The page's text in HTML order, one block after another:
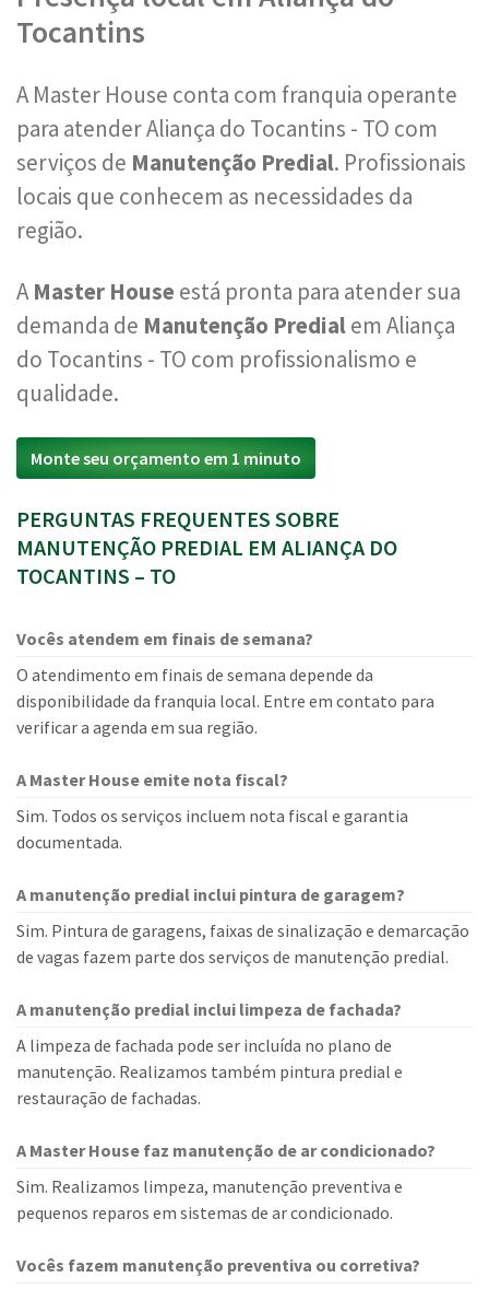
Tocantins
A Master House conta com franquia operante
para atender Aliança do Tocantins - TO com
serviços de Manutenção Predial. Profissionais
locais que conhecem as necessidades da
região.
AMaster House está pronta para atender sua
demanda de Manutenção Predialem Aliança
do Tocantins - TO com profissionalismo e
qualidade.
Monte seu orçamento em 1 minuto
PERGUNTAS FREQUENTES SOBRE
MANUTENÇÃO PREDIAL EM ALIANÇA DO
TOCANTINS – TO
Vocês atendem em finais de semana?
O atendimento em finais de semana depende da
disponibilidade da franquia local. Entre em contato para
verificar a agenda em sua região.
A Master House emite nota fiscal?
Sim. Todos os serviços incluem nota fiscal e garantia
documentada.
A manutenção predial inclui pintura de garagem?
Sim. Pintura de garagens, faixas de sinalização e demarcação
de vagas fazem parte dos serviços de manutenção predial.
A manutenção predial inclui limpeza de fachada?
A limpeza de fachada pode ser incluída no plano de
manutenção. Realizamos também pintura predial e
restauração de fachadas.
A Master House faz manutenção de ar condicionado?
Sim. Realizamos limpeza, manutenção preventiva e
pequenos reparos em sistemas de ar condicionado.
Vocês fazem manutenção preventiva ou corretiva?